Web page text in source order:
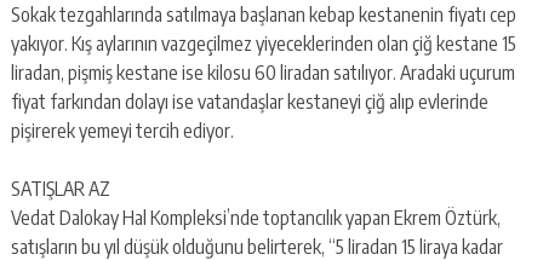
beşiktaş
escort
kartal
escort
maltepe
escort
Sokak tezgahlarında satılmaya başlanan kebap kestanenin fiyatı cep
yakıyor. Kış aylarının vazgeçilmez yiyeceklerinden olan çiğ kestane 15
liradan, pişmiş kestane ise kilosu 60 liradan satılıyor. Aradaki uçurum
fiyat farkından dolayı ise vatandaşlar kestaneyi çiğ alıp evlerinde
pişirerek yemeyi tercih ediyor.
SATIŞLAR AZ
Vedat Dalokay Hal Kompleksi’nde toptancılık yapan Ekrem Öztürk,
satışların bu yıl düşük olduğunu belirterek, “5 liradan 15 liraya kadar